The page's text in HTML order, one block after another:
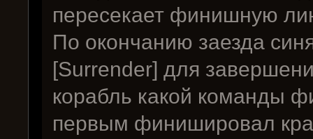
пересекает финишную
По окончанию заезда
[Surrender] для
корабль какой команды
первым финишировал